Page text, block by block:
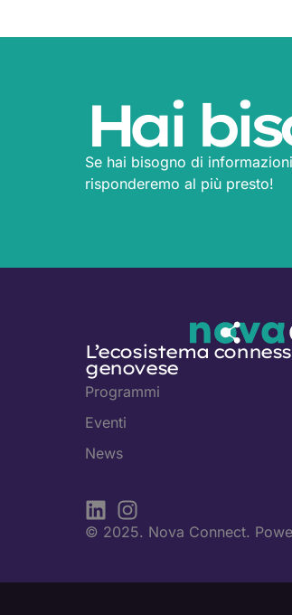
Hai
Se hai bisogno di
risponderemo al più presto!
L’ecosistema
genovese
Programmi
Eventi
News
© 2025. Nova Connect.